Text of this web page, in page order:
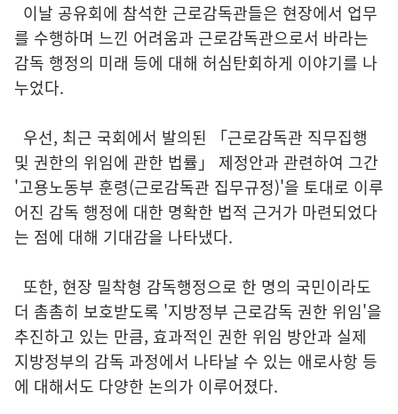
이날 공유회에 참석한 근로감독관들은 현장에서 업무
를 수행하며 느낀 어려움과 근로감독관으로서 바라는
감독 행정의 미래 등에 대해 허심탄회하게 이야기를 나
누었다.
우선, 최근 국회에서 발의된 「근로감독관 직무집행
및 권한의 위임에 관한 법률」 제정안과 관련하여 그간
'고용노동부 훈령(근로감독관 집무규정)'을 토대로 이루
어진 감독 행정에 대한 명확한 법적 근거가 마련되었다
는 점에 대해 기대감을 나타냈다.
또한, 현장 밀착형 감독행정으로 한 명의 국민이라도
더 촘촘히 보호받도록 '지방정부 근로감독 권한 위임'을
추진하고 있는 만큼, 효과적인 권한 위임 방안과 실제
지방정부의 감독 과정에서 나타날 수 있는 애로사항 등
에 대해서도 다양한 논의가 이루어졌다.